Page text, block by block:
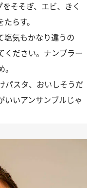
をそそぎ、エビ、きく
らす。
塩気もかなり違うの
ください。ナンプラー
パスタ、おいしそうだ
いいアンサンブルじゃ